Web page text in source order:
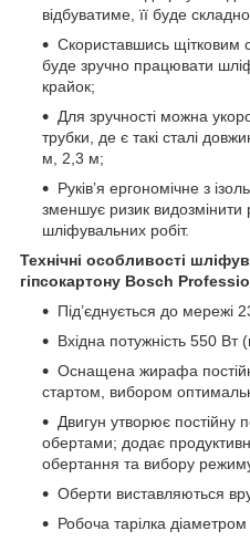
відбуватиме, її буде
Скориставшись щітковим
буде зручно працювати
крайок;
Для зручності можна
трубки, де є такі сталі
м, 2,3 м;
Руків’я ергономічне з
зменшує ризик
шліфувальних робіт.
Технічні особливості
гіпсокартону Bosch
Під’єднується до мережі
Вхідна потужність 550 Вт
Оснащена жирафа
стартом, вибором
Двигун утворює постійну
обертами; додає
обертання та вибору
Оберти виставляються
Робоча тарілка